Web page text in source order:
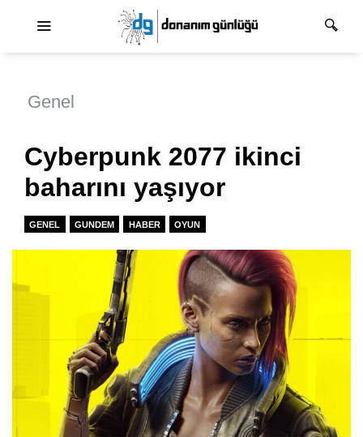
Genel
Cyberpunk 2077 ikinci
baharını yaşıyor
GENEL GUNDEM HABER OYUN